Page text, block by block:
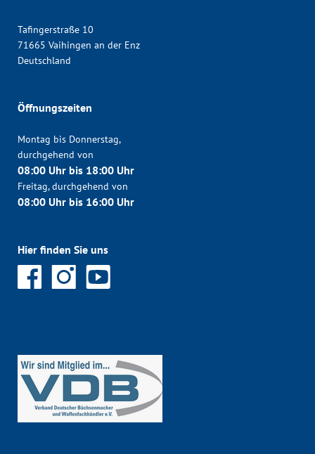
Tafingerstraße 10
71665 Vaihingen an der Enz
Deutschland
Öffnungszeiten
Montag bis Donnerstag,
durchgehend von
08:00 Uhr bis 18:00 Uhr
Freitag, durchgehend von
08:00 Uhr bis 16:00 Uhr
Hier finden Sie uns